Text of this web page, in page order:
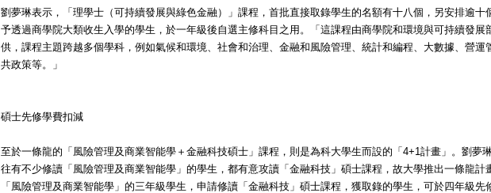
劉夢琳表示，「理學士（可持續發展與綠色金融）」課程，首批直接取錄學生的名額有十八個，另安排逾十
予透過商學院大類收生入學的學生，於一年級後自選主修科目之用。「這課程由商學院和環境與可持續發展
供，課程主題跨越多個學科，例如氣候和環境、社會和治理、金融和風險管理、統計和編程、大數據、營運
共政策等。」
碩士先修學費扣減
至於一條龍的「風險管理及商業智能學＋金融科技碩士」課程，則是為科大學生而設的「4+1計畫」。劉夢
往有不少修讀「風險管理及商業智能學」的學生，都有意攻讀「金融科技」碩士課程，故大學推出一條龍計
「風險管理及商業智能學」的三年級學生，申請修讀「金融科技」碩士課程，獲取錄的學生，可於四年級先